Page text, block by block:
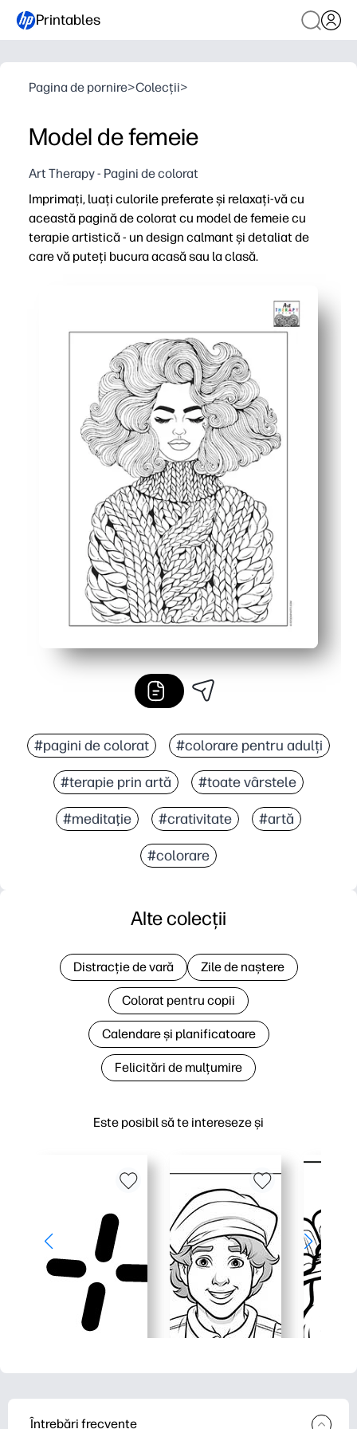
Printables
Pagina de pornire>Colecții>
Model de femeie
Art Therapy - Pagini de colorat
Imprimați, luați culorile preferate și relaxați-vă cu
această pagină de colorat cu model de femeie cu
terapie artistică - un design calmant și detaliat de
care vă puteți bucura acasă sau la clasă.
Munca complexă în linie vă ajută să vă concentrați,
Se potrivește oricărui plan - folosește-l pentru casă,
Retipăriți ori de câte ori doriți pentru a încerca noi
#pagini de colorat #colorare pentru adulți
#terapie prin artă #toate vârstele
#meditaţie #crativitate #artă
#colorare
Este posibil să te intereseze și
Alte colecții
Distracție de vară Zile de naștere
Colorat pentru copii
Calendare și planificatoare
Felicitări de mulțumire
Întrebări frecvente